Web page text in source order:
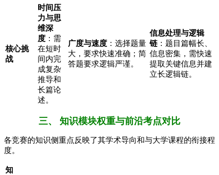
核心挑
战
时间压
力与思
维深
度 ：需
在短时
间内完
成复杂
推导和
长篇论
述。
广度与速度 ：选择题量
大，要求快速准确；简
答题要求逻辑严谨。
信息处理与逻辑
链 ：题目篇幅长、
信息密集，需快速
提取关键信息并建
立长逻辑链。
三、 知识模块权重与前沿考点对比
各竞赛的知识侧重点反映了其学术导向和与大学课程的衔接程
度。
知